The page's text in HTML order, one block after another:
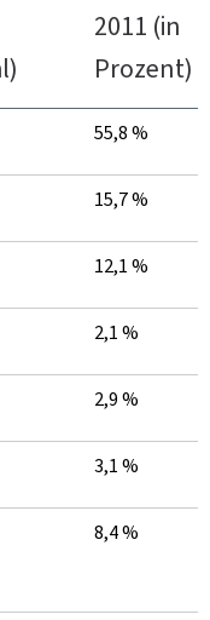
2011 (in
Prozent)
55,8 %
15,7 %
12,1 %
2,1 %
2,9 %
3,1 %
8,4 %